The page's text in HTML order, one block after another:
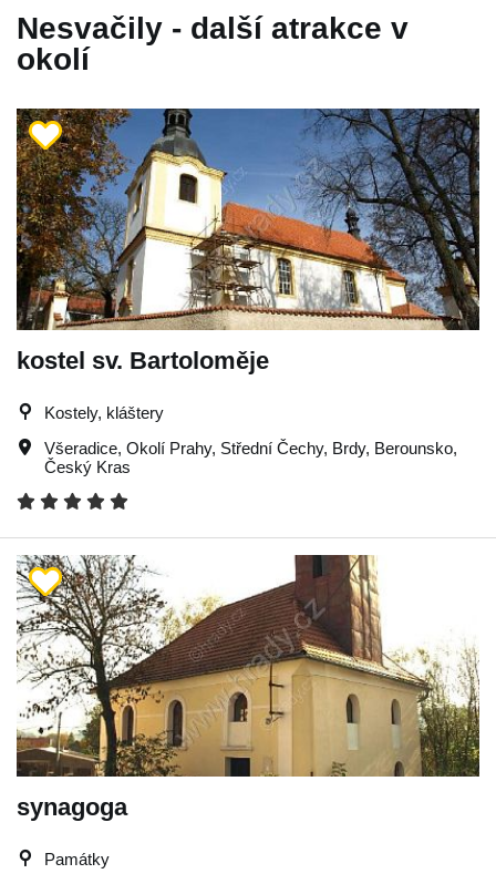
Nesvačily - další atrakce v
okolí
kostel sv. Bartoloměje
Kostely, kláštery
Všeradice, Okolí Prahy, Střední Čechy, Brdy, Berounsko,
Český Kras
synagoga
Památky